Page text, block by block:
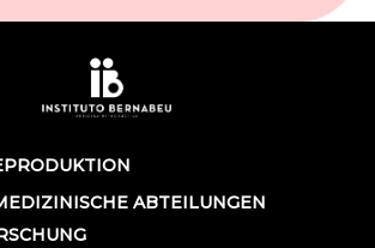
ABTEILUNGEN